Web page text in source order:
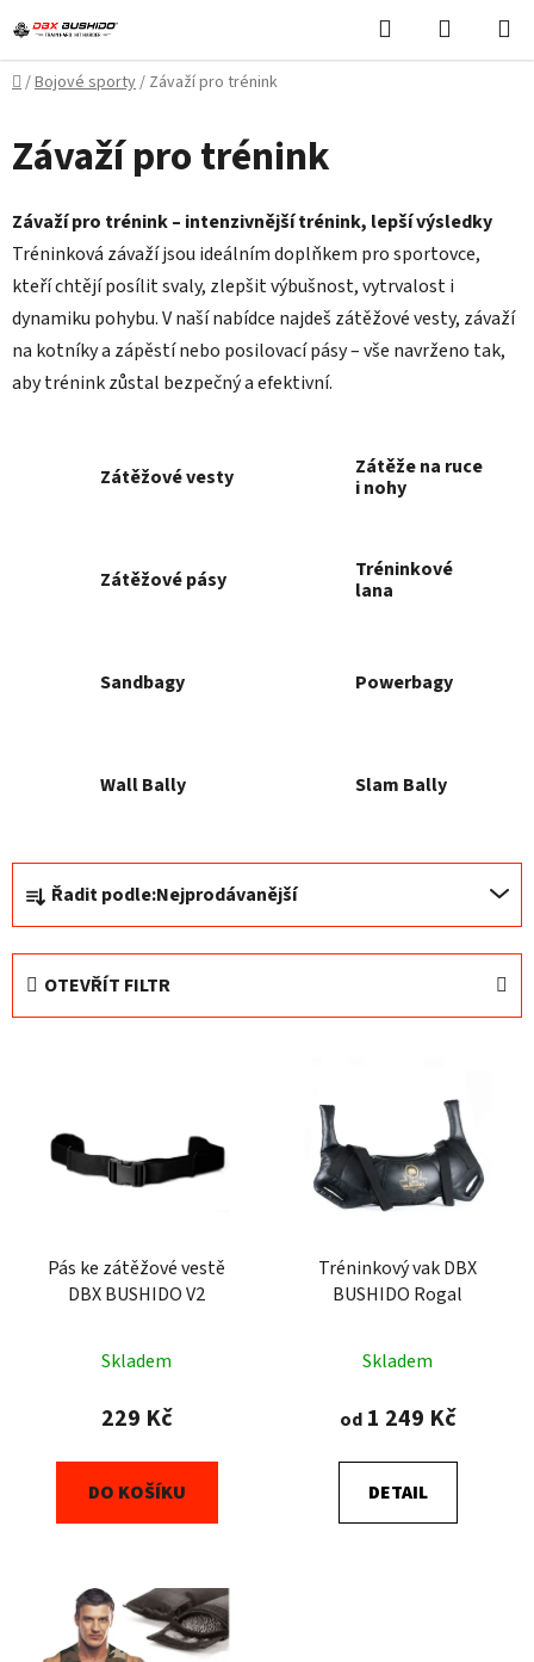
na
obsah
Hledat
KOŠÍK
Domů
/Bojové sporty/ Závaží pro trénink
Závaží pro trénink
Závaží pro trénink – intenzivnější trénink, lepší výsledky
Tréninková závaží jsou ideálním doplňkem pro sportovce,
kteří chtějí posílit svaly, zlepšit výbušnost, vytrvalost i
dynamiku pohybu. V naší nabídce najdeš zátěžové vesty, závaží
na kotníky a zápěstí nebo posilovací pásy – vše navrženo tak,
aby trénink zůstal bezpečný a efektivní.
Zátěžové vesty
Zátěže na ruce
i nohy
Zátěžové pásy
Tréninkové
lana
Sandbagy Powerbagy
Wall Bally Slam Bally
Ř
z
e
í
Řadit podle:Nejprodávanější
OTEVŘÍT FILTR
Pás ke zátěžové vestě
DBX BUSHIDO V2
Skladem
229 Kč
DO KOŠÍKU
Tréninkový vak DBX
BUSHIDO Rogal
Skladem
od1 249 Kč
DETAIL